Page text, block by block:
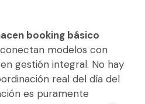
booking básico
modelos con
gestión integral. No hay
real del día del
es puramente